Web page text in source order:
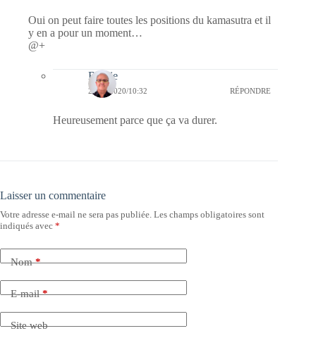
Oui on peut faire toutes les positions du kamasutra et il
y en a pour un moment…
@+
Bernie
21/03/2020/10:32 RÉPONDRE
Heureusement parce que ça va durer.
Laisser un commentaire
Votre adresse e-mail ne sera pas publiée. Les champs obligatoires sont
indiqués avec *
Nom*
E-mail*
Site web